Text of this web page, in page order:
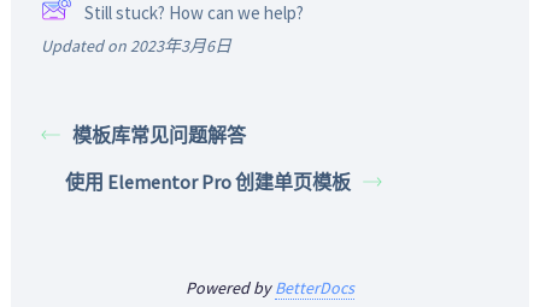
Still stuck? How can we help?
Updated on 2023年3月6日
模板库常见问题解答
使用 Elementor Pro 创建单页模板
Powered byBetterDocs